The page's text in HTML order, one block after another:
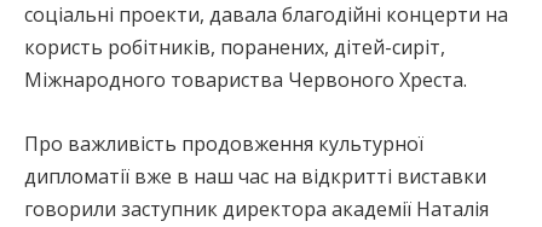
соціальні проекти, давала благодійні концерти на
користь робітників, поранених, дітей-сиріт,
Міжнародного товариства Червоного Хреста.
Про важливість продовження культурної
дипломатії вже в наш час на відкритті виставки
говорили заступник директора академії Наталія